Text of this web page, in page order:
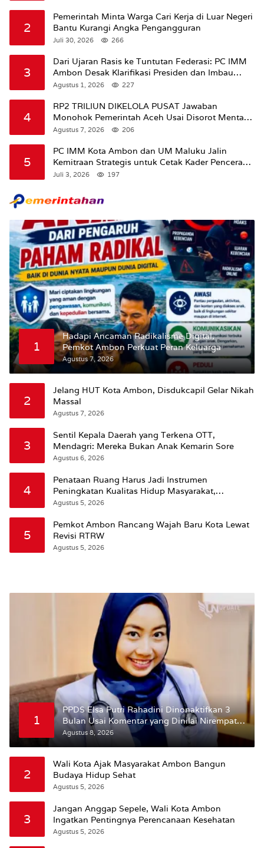
2
Pemerintah Minta Warga Cari Kerja di Luar Negeri
Bantu Kurangi Angka Pengangguran
Juli 30, 2026 266
3
Dari Ujaran Rasis ke Tuntutan Federasi: PC IMM
Ambon Desak Klarifikasi Presiden dan Imbau
Tunda Pengibaran Bendera Merah Putih Di
Agustus 1, 2026 227
4
RP2 TRILIUN DIKELOLA PUSAT Jawaban
Monohok Pemerintah Aceh Usai Disorot Mentan
Amran Soal Dana Pertanian
Agustus 7, 2026 206
5
PC IMM Kota Ambon dan UM Maluku Jalin
Kemitraan Strategis untuk Cetak Kader Pencerah
Bangsa “Membangun Peradaban dari Kampus”
Juli 3, 2026 197
1
Hadapi Ancaman Radikalisme Digital,
Pemkot Ambon Perkuat Peran Keluarga
Agustus 7, 2026
2
Jelang HUT Kota Ambon, Disdukcapil Gelar Nikah
Massal
Agustus 7, 2026
3
Sentil Kepala Daerah yang Terkena OTT,
Mendagri: Mereka Bukan Anak Kemarin Sore
Agustus 6, 2026
4
Penataan Ruang Harus Jadi Instrumen
Peningkatan Kualitas Hidup Masyarakat,
Wattimena: Revisi RT-RW Ditetapkan Pemkot
Agustus 5, 2026
5
Pemkot Ambon Rancang Wajah Baru Kota Lewat
Revisi RTRW
Agustus 5, 2026
1
PPDS Elsa Putri Rahadini Dinonaktifkan 3
Bulan Usai Komentar yang Dinilai Nirempati
ke Pasien BPJS
Agustus 8, 2026
2
Wali Kota Ajak Masyarakat Ambon Bangun
Budaya Hidup Sehat
Agustus 5, 2026
3
Jangan Anggap Sepele, Wali Kota Ambon
Ingatkan Pentingnya Perencanaan Kesehatan
Agustus 5, 2026